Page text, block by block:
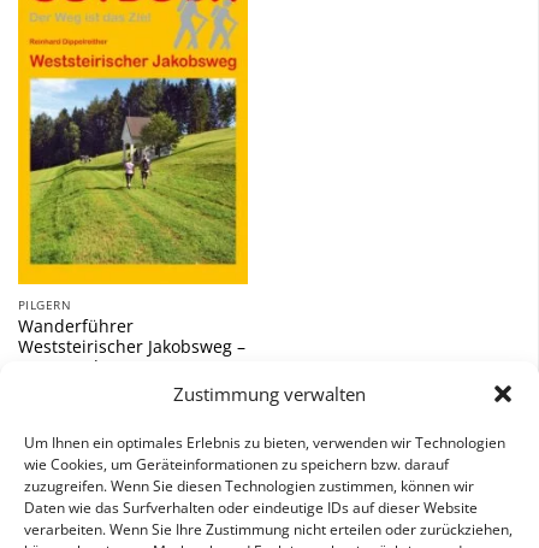
Zustimmung verwalten
Um Ihnen ein optimales Erlebnis zu bieten, verwenden wir Technologien
wie Cookies, um Geräteinformationen zu speichern bzw. darauf
zuzugreifen. Wenn Sie diesen Technologien zustimmen, können wir
Daten wie das Surfverhalten oder eindeutige IDs auf dieser Website
verarbeiten. Wenn Sie Ihre Zustimmung nicht erteilen oder zurückziehen,
Zu
Wunschliste
hinzufügen
PILGERN
Wanderführer
Weststeirischer Jakobsweg –
Fernwanderweg
inkl. 7 % MwSt.